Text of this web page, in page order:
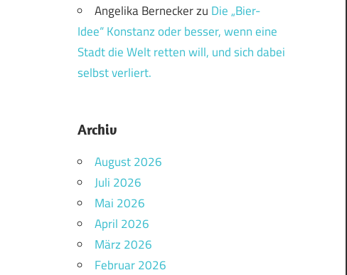
Angelika Berneckerzu Die „Bier-
Idee“ Konstanz oder besser, wenn eine
Stadt die Welt retten will, und sich dabei
selbst verliert.
Archiv
August 2026
Juli 2026
Mai 2026
April 2026
März 2026
Februar 2026